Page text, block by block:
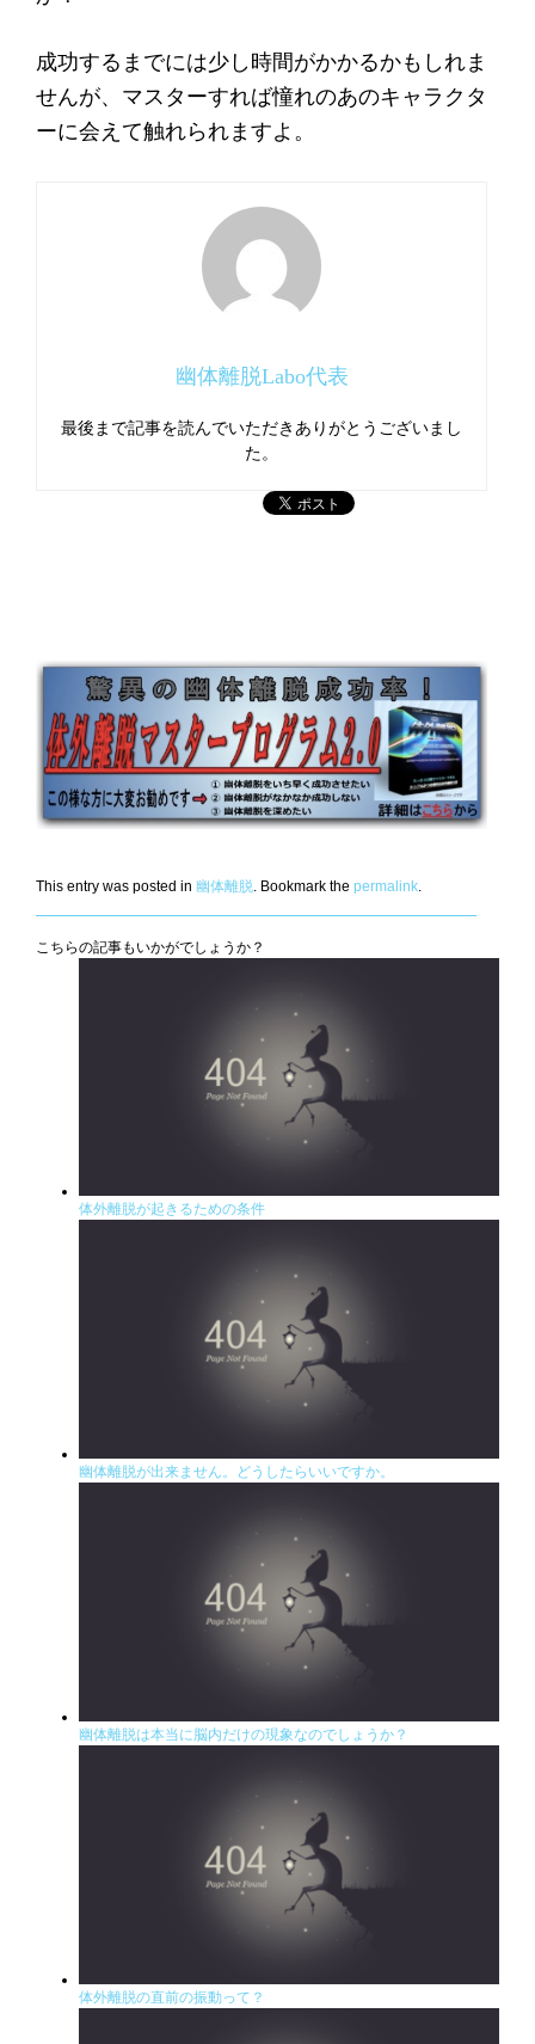
成功するまでには少し時間がかかるかもしれま
せんが、マスターすれば憧れのあのキャラクタ
ーに会えて触れられますよ。
幽体離脱Labo代表
最後まで記事を読んでいただきありがとうございまし
た。
This entry was posted in 幽体離脱 . Bookmark the permalink
こちらの記事もいかがでしょうか？
体外離脱が起きるための条件
幽体離脱が出来ません。どうしたらいいですか。
幽体離脱は本当に脳内だけの現象なのでしょうか？
体外離脱の直前の振動って？